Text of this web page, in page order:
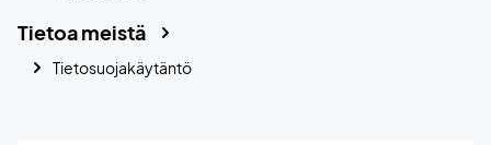
Tietoa meistä
Tietosuojakäytäntö